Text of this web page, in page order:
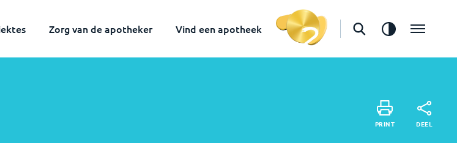
Zorg van de apotheker Vind een apotheek
PRINT
PRINT DEEL